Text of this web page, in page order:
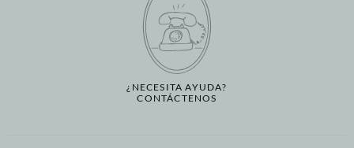
¿NECESITA AYUDA?
CONTÁCTENOS